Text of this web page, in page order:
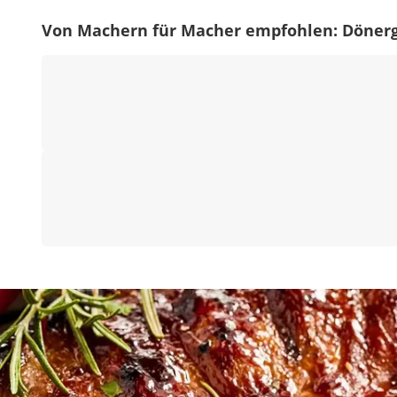
Von Machern für Macher empfohlen: